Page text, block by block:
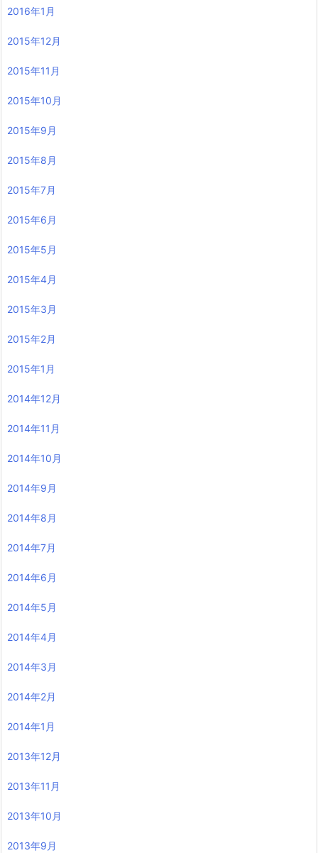
2016年1月
2015年12月
2015年11月
2015年10月
2015年9月
2015年8月
2015年7月
2015年6月
2015年5月
2015年4月
2015年3月
2015年2月
2015年1月
2014年12月
2014年11月
2014年10月
2014年9月
2014年8月
2014年7月
2014年6月
2014年5月
2014年4月
2014年3月
2014年2月
2014年1月
2013年12月
2013年11月
2013年10月
2013年9月